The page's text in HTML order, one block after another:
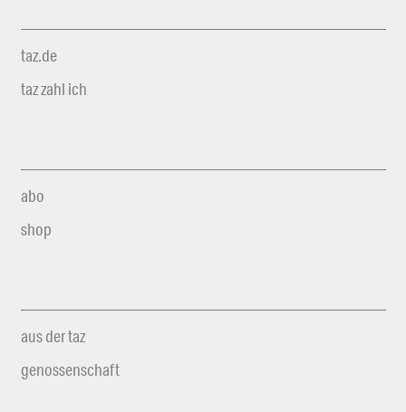
taz.de
taz zahl ich
abo
shop
aus der taz
genossenschaft